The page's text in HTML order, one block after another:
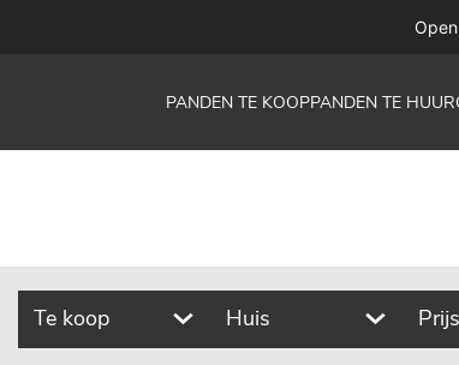
PANDEN TE KOOPPANDEN TE HUUR
Te koop Huis Prijs